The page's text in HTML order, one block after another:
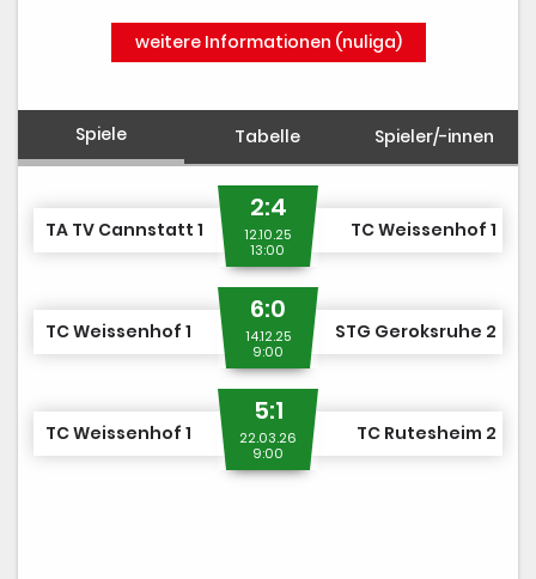
weitere Informationen (nuliga)
Spiele Tabelle Spieler/-innen
TA TV Cannstatt 1
2:4
12.10.25
13:00
TC Weissenhof 1
TC Weissenhof 1
6:0
14.12.25
9:00
STG Geroksruhe 2
TC Weissenhof 1
5:1
22.03.26
9:00
TC Rutesheim 2